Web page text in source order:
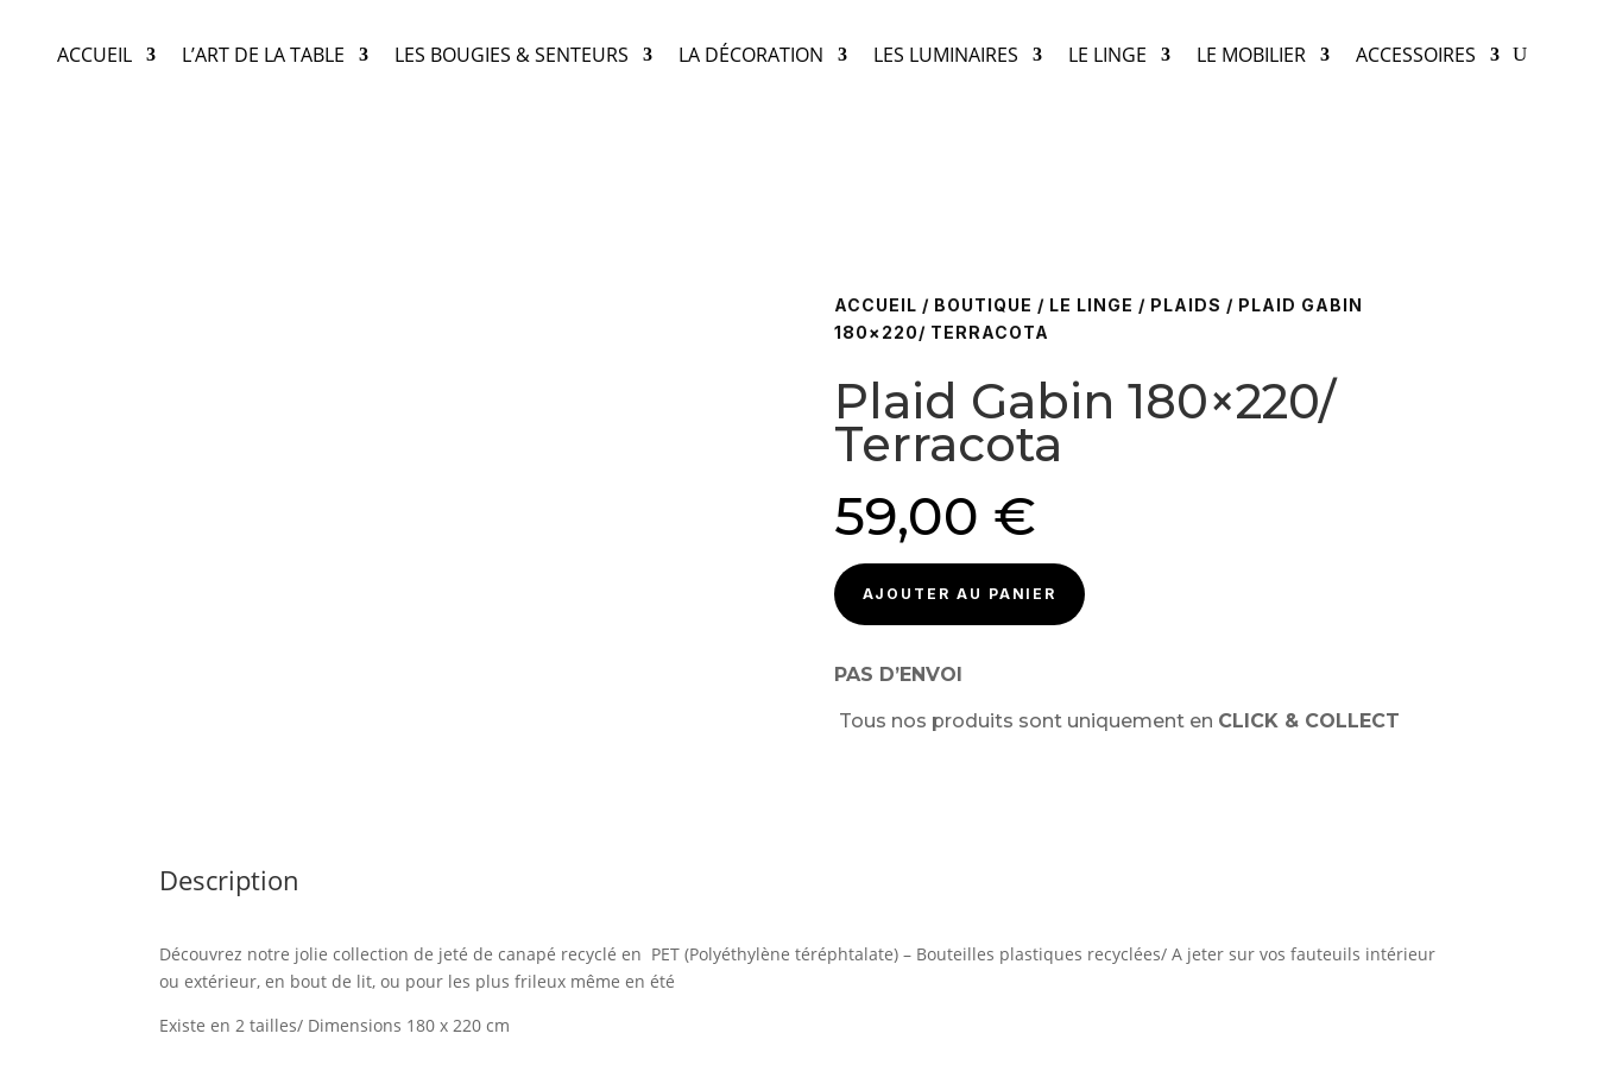
ACCUEIL L’ART DE LA TABLE LES BOUGIES & SENTEURS LA DÉCORATION LES LUMINAIRES LE LINGE LE MOBILIER ACCESSOIRES
ACCUEIL / BOUTIQUE / LE LINGE / PLAIDS / PLAID GABIN
180×220/ TERRACOTA
Plaid Gabin 180×220/
Terracota
59,00 €
AJOUTER AU PANIER
PAS D’ENVOI
Tous nos produits sont uniquement en CLICK & COLLECT
Description
Découvrez notre jolie collection de jeté de canapé recyclé en PET (Polyéthylène téréphtalate) – Bouteilles plastiques recyclées/ A jeter sur vos fauteuils intérieur
ou extérieur, en bout de lit, ou pour les plus frileux même en été
Existe en 2 tailles/ Dimensions 180 x 220 cm